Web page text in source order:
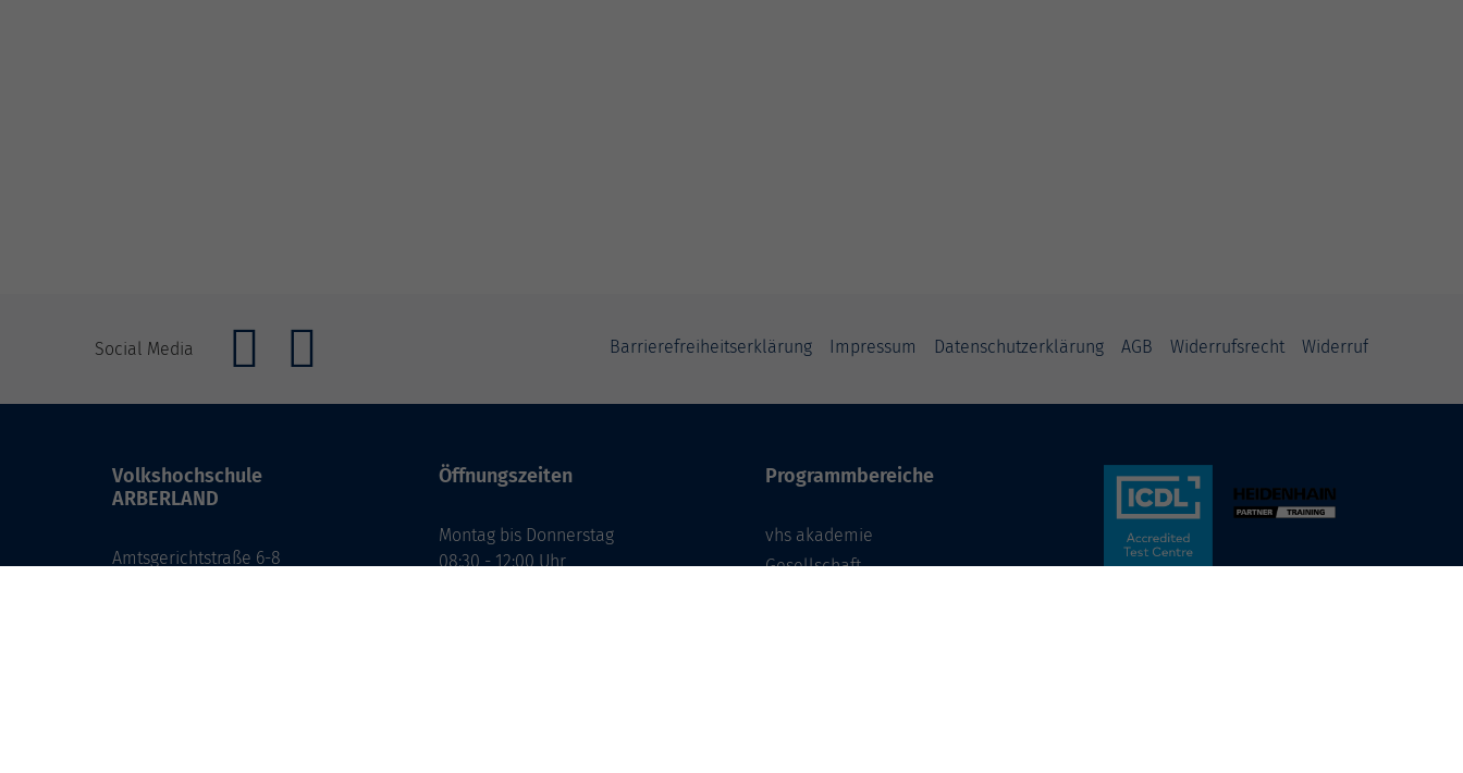
Social Media Barrierefreiheitserklärung Impressum Datenschutzerklärung AGB Widerrufsrecht Widerruf
Volkshochschule
ARBERLAND
Amtsgerichtstraße 6-8
Öffnungszeiten
Montag bis Donnerstag
08:30 - 12:00 Uhr
Programmbereiche
vhs akademie
Gesellschaft